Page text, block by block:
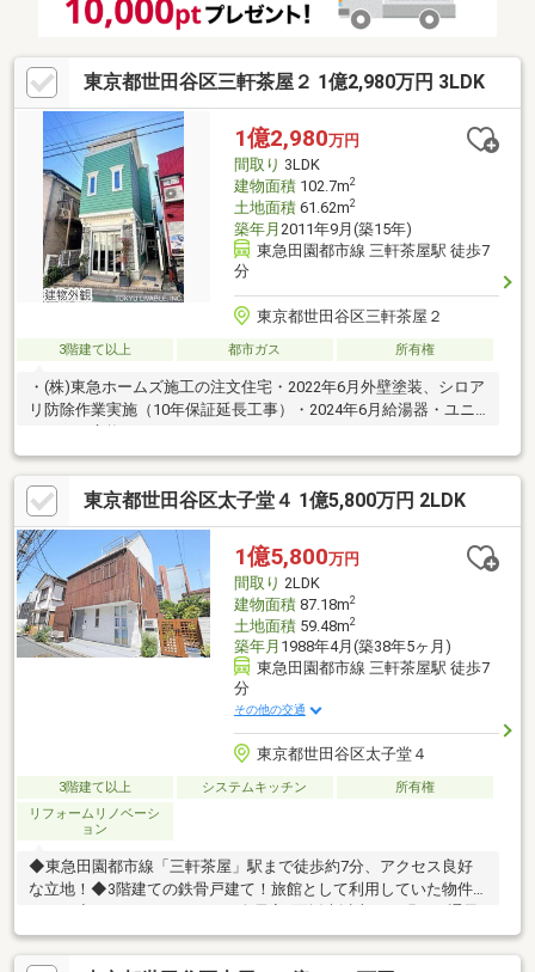
東京都世田谷区三軒茶屋２ 1億2,980万円 3LDK
1億2,980万円
間取り 3LDK
建物面積102.7m2
土地面積61.62m2
築年月 2011年9月(築15年)
東急田園都市線 三軒茶屋駅 徒歩7
分
東京都世田谷区三軒茶屋２
3階建て以上 都市ガス 所有権
・(株)東急ホームズ施工の注文住宅・2022年6月外壁塗装、シロア
リ防除作業実施（10年保証延長工事）・2024年6月給湯器・ユニ
ットバス交換
東京都世田谷区太子堂４ 1億5,800万円 2LDK
1億5,800万円
間取り 2LDK
建物面積87.18m2
土地面積59.48m2
築年月 1988年4月(築38年5ヶ月)
東急田園都市線 三軒茶屋駅 徒歩7
分
その他の交通
東京都世田谷区太子堂４
3階建て以上 システムキッチン
所有権
リフォームリノベーシ
ョン
◆東急田園都市線「三軒茶屋」駅まで徒歩約7分、アクセス良好
な立地！◆3階建ての鉄骨戸建て！旅館として利用していた物件
良好、開放感のある室内です！◆明るく風通しの良い2階ワンフ
ロアのLDK！映画鑑賞も可能なスクリーン付き！◆2025年12月に